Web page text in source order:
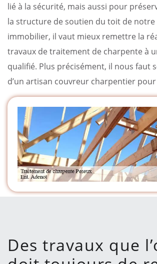
lié à la sécurité, mais aussi pour
la structure de soutien du toit de notre
immobilier, il vaut mieux remettre la
travaux de traitement de charpente à
qualifié. Plus précisément, il nous faut
d’un artisan couvreur charpentier pour
Des travaux que